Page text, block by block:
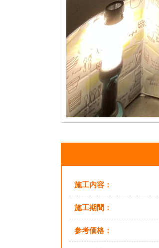
施工内容：
施工期間：
参考価格：